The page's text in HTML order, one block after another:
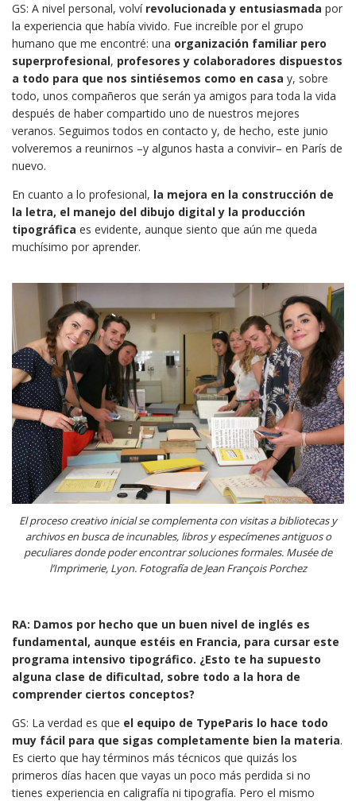
GS: A nivel personal, volvírevolucionada y entusiasmada por
la experiencia que había vivido. Fue increíble por el grupo
humano que me encontré: una organización familiar pero
superprofesional, profesores y colaboradores dispuestos
a todo para que nos sintiésemos como en casa y, sobre
todo, unos compañeros que serán ya amigos para toda la vida
después de haber compartido uno de nuestros mejores
veranos. Seguimos todos en contacto y, de hecho, este junio
volveremos a reunirnos –y algunos hasta a convivir– en París de
nuevo.
En cuanto a lo profesional, la mejora en la construcción de
la letra, el manejo del dibujo digital y la producción
tipográfica es evidente, aunque siento que aún me queda
muchísimo por aprender.
El proceso creativo inicial se complementa con visitas a bibliotecas y
archivos en busca de incunables, libros y especímenes antiguos o
peculiares donde poder encontrar soluciones formales. Musée de
l’Imprimerie, Lyon. Fotografía de Jean François Porchez
RA: Damos por hecho que un buen nivel de inglés es
fundamental, aunque estéis en Francia, para cursar este
programa intensivo tipográfico. ¿Esto te ha supuesto
alguna clase de dificultad, sobre todo a la hora de
comprender ciertos conceptos?
GS: La verdad es que el equipo de TypeParis lo hace todo
muy fácil para que sigas completamente bien la materia.
Es cierto que hay términos más técnicos que quizás los
primeros días hacen que vayas un poco más perdida si no
tienes experiencia en caligrafía ni tipografía. Pero el mismo